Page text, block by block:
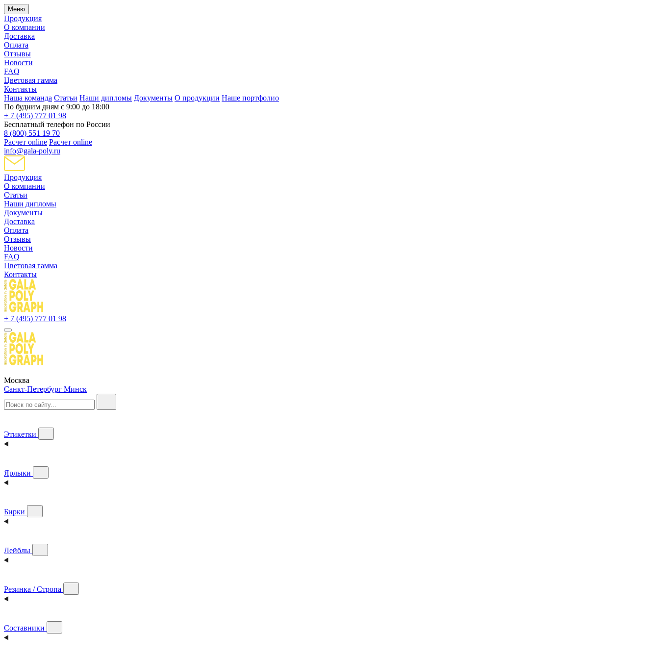
Меню
Продукция
О компании
Доставка
Оплата
Отзывы
Новости
FAQ
Цветовая гамма
Контакты
Наша команда Статьи Наши дипломы Документы О продукции Наше портфолио
По будним дням с 9:00 до 18:00
+ 7 (495) 777 01 98
Бесплатный телефон по России
8 (800) 551 19 70
Расчет online Расчет online
info@gala-poly.ru
Продукция
О компании
Статьи
Наши дипломы
Документы
Доставка
Оплата
Отзывы
Новости
FAQ
Цветовая гамма
Контакты
+ 7 (495) 777 01 98
Москва
Санкт-Петербург Минск
Этикетки
Ярлыки
Бирки
Лейблы
Резинка / Стропа
Составники